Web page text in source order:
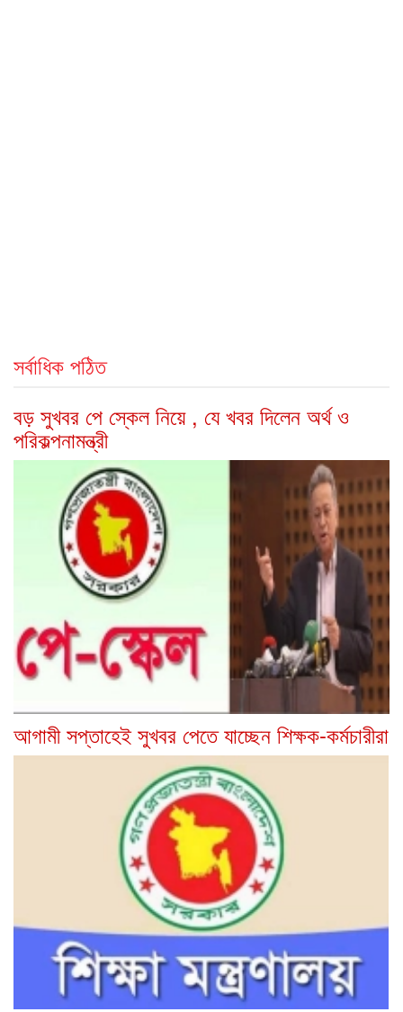
সর্বাধিক পঠিত
বড় সুখবর পে স্কেল নিয়ে , যে খবর দিলেন অর্থ ও
পরিকল্পনামন্ত্রী
আগামী সপ্তাহেই সুখবর পেতে যাচ্ছেন শিক্ষক-কর্মচারীরা